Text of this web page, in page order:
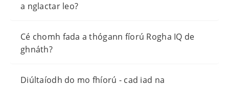
a nglactar leo?
Cé chomh fada a thógann fíorú Rogha IQ de
ghnáth?
Diúltaíodh do mo fhíorú - cad iad na